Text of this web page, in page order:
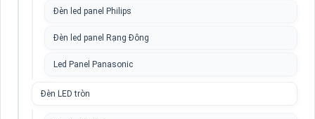
Đèn led panel Philips
Đèn led panel Rạng Đông
Led Panel Panasonic
Đèn LED tròn